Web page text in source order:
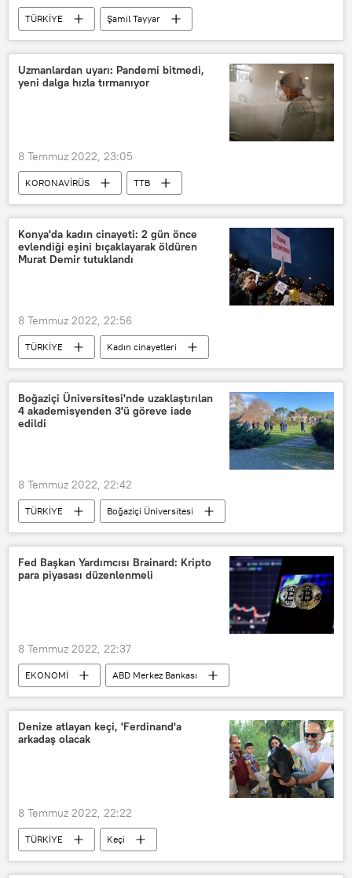
TÜRKİYE
Şamil Tayyar
AK Parti
Seçim
Uzmanlardan uyarı: Pandemi bitmedi,
yeni dalga hızla tırmanıyor
8 Temmuz 2022, 23:05
KORONAVİRÜS
TTB
Türk Tabipleri Birliği (TTB)
Uyarı
Türkiye’de Kovid-19 salgını
Konya'da kadın cinayeti: 2 gün önce
evlendiği eşini bıçaklayarak öldüren
Murat Demir tutuklandı
8 Temmuz 2022, 22:56
TÜRKİYE
Kadın cinayetleri
Konya
Cinayet
Boğaziçi Üniversitesi'nde uzaklaştırılan
4 akademisyenden 3'ü göreve iade
edildi
8 Temmuz 2022, 22:42
TÜRKİYE
Boğaziçi Üniversitesi
Akademisyen
iade
göreve iade
Rektör Protesto
Fed Başkan Yardımcısı Brainard: Kripto
para piyasası düzenlenmeli
8 Temmuz 2022, 22:37
EKONOMİ
ABD Merkez Bankası
ABD Merkez Bankası (Fed)
Kripto
Fed
Lael Brainard
Denize atlayan keçi, 'Ferdinand'a
arkadaş olacak
8 Temmuz 2022, 22:22
TÜRKİYE
Keçi
Kurban Bayramı
Haluk Levent